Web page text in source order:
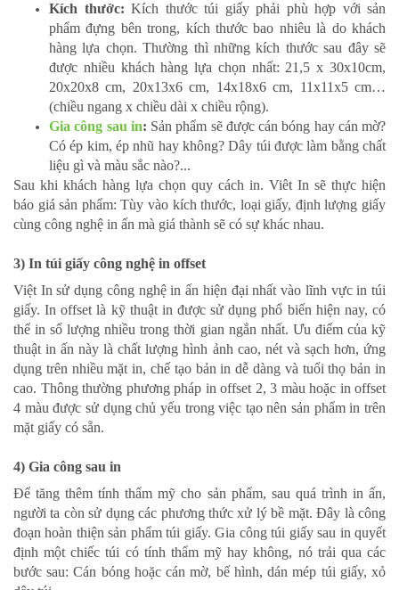
Kích thước: Kích thước túi giấy phải phù hợp với sản
phẩm đựng bên trong, kích thước bao nhiêu là do khách
hàng lựa chọn. Thường thì những kích thước sau đây sẽ
được nhiều khách hàng lựa chọn nhất: 21,5 x 30x10cm,
20x20x8 cm, 20x13x6 cm, 14x18x6 cm, 11x11x5 cm…
(chiều ngang x chiều dài x chiều rộng).
Gia công sau in: Sản phẩm sẽ được cán bóng hay cán mờ?
Có ép kim, ép nhũ hay không? Dây túi được làm bằng chất
liệu gì và màu sắc nào?...
Sau khi khách hàng lựa chọn quy cách in. Viêt In sẽ thực hiện
báo giá sản phẩm: Tùy vào kích thước, loại giấy, định lượng giấy
cùng công nghệ in ấn mà giá thành sẽ có sự khác nhau.
3) In túi giấy công nghệ in offset
Việt In sử dụng công nghệ in ấn hiện đại nhất vào lĩnh vực in túi
giấy. In offset là kỹ thuật in được sử dụng phổ biến hiện nay, có
thể in số lượng nhiều trong thời gian ngắn nhất. Ưu điểm của kỹ
thuật in ấn này là chất lượng hình ảnh cao, nét và sạch hơn, ứng
dụng trên nhiều mặt in, chế tạo bản in dễ dàng và tuổi thọ bản in
cao. Thông thường phương pháp in offset 2, 3 màu hoặc in offset
4 màu được sử dụng chủ yếu trong việc tạo nên sản phẩm in trên
mặt giấy có sẵn.
4) Gia công sau in
Để tăng thêm tính thẩm mỹ cho sản phẩm, sau quá trình in ấn,
người ta còn sử dụng các phương thức xử lý bề mặt. Đây là công
đoạn hoàn thiện sản phẩm túi giấy. Gia công túi giấy sau in quyết
định một chiếc túi có tính thẩm mỹ hay không, nó trải qua các
bước sau: Cán bóng hoặc cán mờ, bế hình, dán mép túi giấy, xỏ